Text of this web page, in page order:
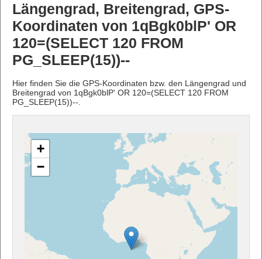
Längengrad, Breitengrad, GPS-
Koordinaten von 1qBgk0blP' OR
120=(SELECT 120 FROM
PG_SLEEP(15))--
Hier finden Sie die GPS-Koordinaten bzw. den Längengrad und
Breitengrad von 1qBgk0blP' OR 120=(SELECT 120 FROM
PG_SLEEP(15))--.
+
−